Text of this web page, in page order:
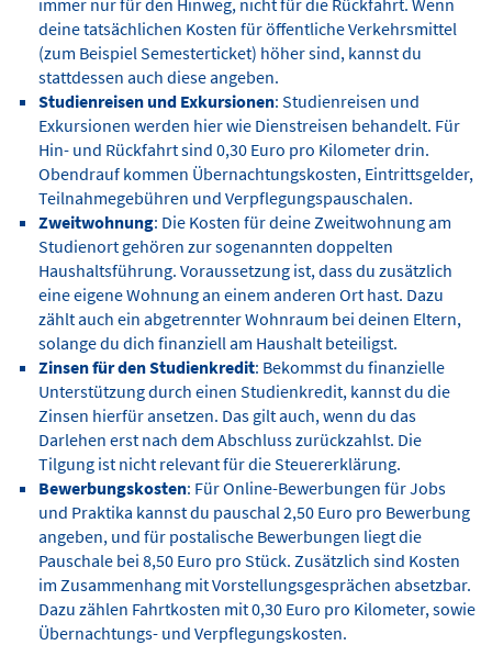
deine tatsächlichen Kosten für öffentliche Verkehrsmittel
(zum Beispiel Semesterticket) höher sind, kannst du
stattdessen auch diese angeben.
Studienreisen und Exkursionen: Studienreisen und
Exkursionen werden hier wie Dienstreisen behandelt. Für
Hin- und Rückfahrt sind 0,30 Euro pro Kilometer drin.
Obendrauf kommen Übernachtungskosten, Eintrittsgelder,
Teilnahmegebühren und Verpflegungspauschalen.
Zweitwohnung: Die Kosten für deine Zweitwohnung am
Studienort gehören zur sogenannten doppelten
Haushaltsführung. Voraussetzung ist, dass du zusätzlich
eine eigene Wohnung an einem anderen Ort hast. Dazu
zählt auch ein abgetrennter Wohnraum bei deinen Eltern,
solange du dich finanziell am Haushalt beteiligst.
Zinsen für den Studienkredit: Bekommst du finanzielle
Unterstützung durch einen Studienkredit, kannst du die
Zinsen hierfür ansetzen. Das gilt auch, wenn du das
Darlehen erst nach dem Abschluss zurückzahlst. Die
Tilgung ist nicht relevant für die Steuererklärung.
Bewerbungskosten: Für Online-Bewerbungen für Jobs
und Praktika kannst du pauschal 2,50 Euro pro Bewerbung
angeben, und für postalische Bewerbungen liegt die
Pauschale bei 8,50 Euro pro Stück. Zusätzlich sind Kosten
im Zusammenhang mit Vorstellungsgesprächen absetzbar.
Dazu zählen Fahrtkosten mit 0,30 Euro pro Kilometer, sowie
Übernachtungs- und Verpflegungskosten.